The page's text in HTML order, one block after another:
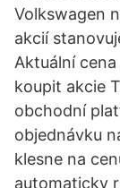
Volkswagen
akcií
Aktuální
koupit akcie
obchodní
objednávku
klesne na
automaticky